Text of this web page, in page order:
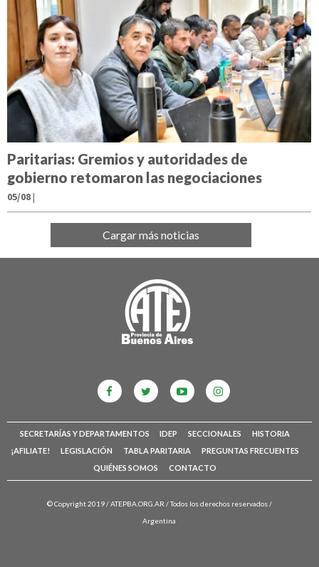
Paritarias: Gremios y autoridades de
gobierno retomaron las negociaciones
05/08|
Cargar más noticias
SECRETARÍAS Y DEPARTAMENTOS IDEP SECCIONALES
HISTORIA
¡AFILIATE!
LEGISLACIÓN TABLA PARITARIA
PREGUNTAS FRECUENTES
QUIÉNES SOMOS
CONTACTO
© Copyright 2019 /ATEPBA.ORG.AR / Todos los derechos reservados /
Argentina